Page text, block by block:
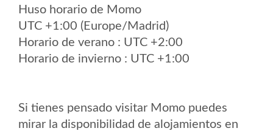
Huso horario de Momo
UTC +1:00 (Europe/Madrid)
Horario de verano : UTC +2:00
Horario de invierno : UTC +1:00
Si tienes pensado visitar Momo puedes
mirar la disponibilidad de alojamientos en